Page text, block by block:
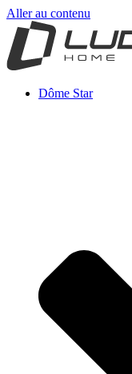
Aller au contenu
Dôme Star